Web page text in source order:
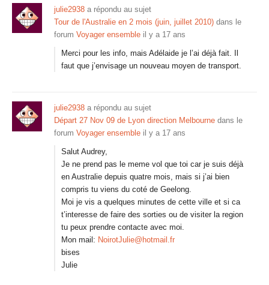
julie2938 a répondu au sujet
Tour de l'Australie en 2 mois (juin, juillet 2010) dans le
forum Voyager ensemble il y a 17 ans
Merci pour les info, mais Adélaide je l’ai déjà fait. Il
faut que j’envisage un nouveau moyen de transport.
julie2938 a répondu au sujet
Départ 27 Nov 09 de Lyon direction Melbourne dans le
forum Voyager ensemble il y a 17 ans
Salut Audrey,
Je ne prend pas le meme vol que toi car je suis déjà
en Australie depuis quatre mois, mais si j’ai bien
compris tu viens du coté de Geelong.
Moi je vis a quelques minutes de cette ville et si ca
t’interesse de faire des sorties ou de visiter la region
tu peux prendre contacte avec moi.
Mon mail: NoirotJulie@hotmail.fr
bises
Julie